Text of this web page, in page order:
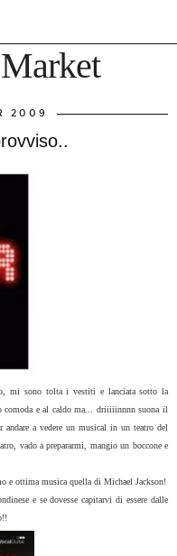
2009
mi sono tolta i vestiti e lanciata sotto la
comoda e al caldo ma... driiiiinnnn suona il
a vedere un musical in un teatro del
vado a prepararmi, mangio un boccone e
e ottima musica quella di Michael Jackson!
e se dovesse capitarvi di essere dalle